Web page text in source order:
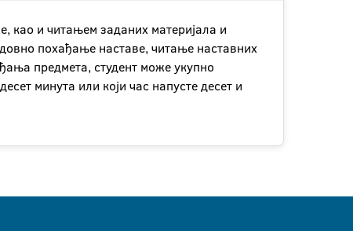
као и читањем заданих материјала и
похађање наставе, читање наставних
предмета, студент може укупно
минута или који час напусте десет и